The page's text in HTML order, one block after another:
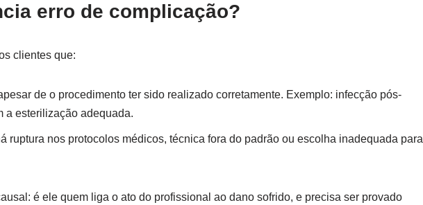
erro de complicação?
clientes que:
de o procedimento ter sido realizado corretamente. Exemplo: infecção pós-
a esterilização adequada.
ruptura nos protocolos médicos, técnica fora do padrão ou escolha inadequada para
é ele quem liga o ato do profissional ao dano sofrido, e precisa ser provado